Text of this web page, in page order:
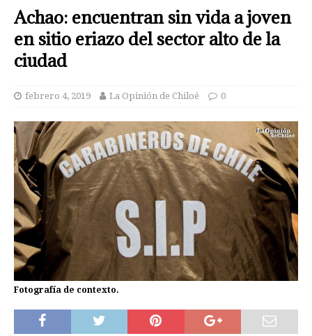
Achao: encuentran sin vida a joven
en sitio eriazo del sector alto de la
ciudad
febrero 4, 2019 La Opinión de Chiloé 0
Fotografía de contexto.